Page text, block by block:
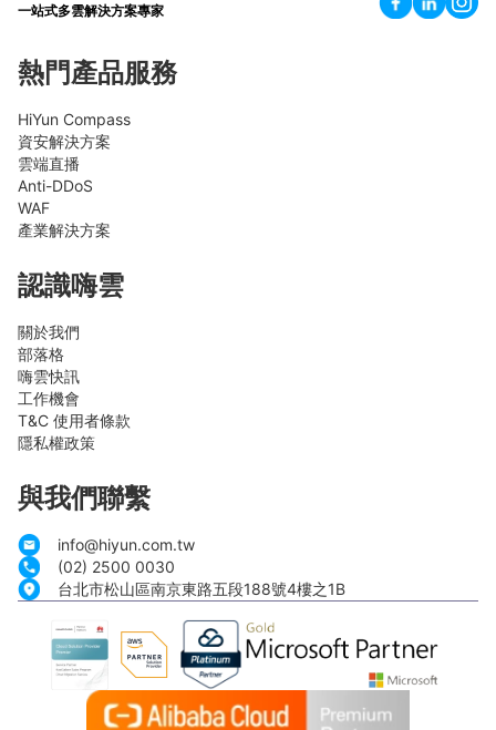
一站式多雲解決方案專家
熱門產品服務
HiYun Compass
資安解決方案
雲端直播
Anti-DDoS
WAF
產業解決方案
認識嗨雲
關於我們
部落格
嗨雲快訊
工作機會
T&C 使用者條款
隱私權政策
與我們聯繫
info@hiyun.com.tw
(02) 2500 0030
台北市松山區南京東路五段188號4樓之1B